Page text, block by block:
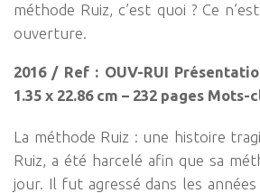
méthode Ruiz, c’est quoi ? Ce
ouverture.
2016 / Ref : OUV-RUI
1.35 x 22.86 cm – 232 pages
La méthode Ruiz : une histoire
Ruiz, a été harcelé afin que sa
jour. Il fut agressé dans les années